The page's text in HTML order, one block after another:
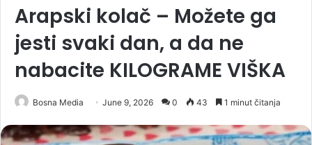
Arapski kolač – Možete ga
jesti svaki dan, a da ne
nabacite KILOGRAME VIŠKA
Bosna Media June 9, 2026 0 43 1 minut čitanja